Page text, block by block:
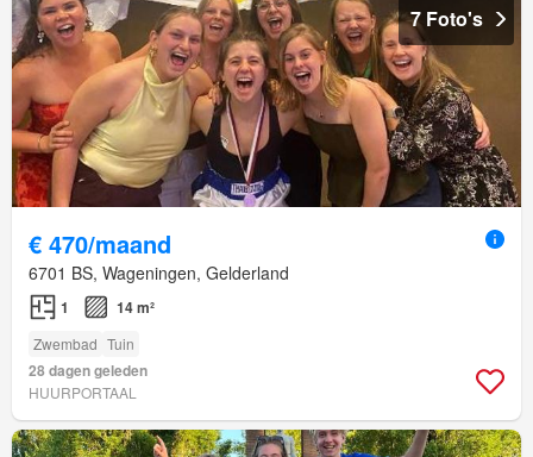
7 Foto's
€ 470/maand
6701 BS, Wageningen, Gelderland
1 14 m²
Zwembad Tuin
28 dagen geleden
HUURPORTAAL